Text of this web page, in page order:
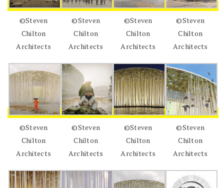
©Steven
Chilton
Architects
©Steven
Chilton
Architects
©Steven
Chilton
Architects
©Steven
Chilton
Architects
©Steven
Chilton
Architects
©Steven
Chilton
Architects
©Steven
Chilton
Architects
©Steven
Chilton
Architects